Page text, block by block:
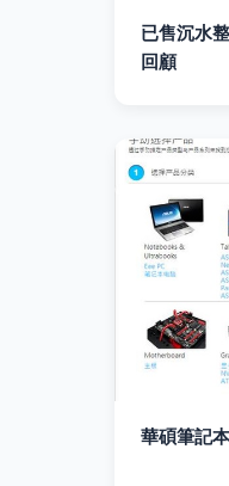
已售沉水
回顧
華碩筆記